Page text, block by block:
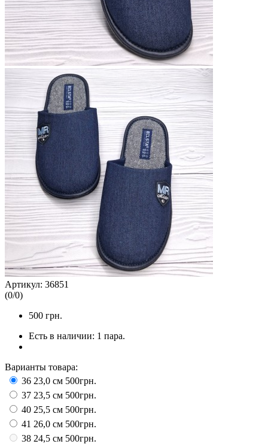
Артикул: 36851
(0/0)
500 грн.
Есть в наличии: 1 пара.
Варианты товара:
36 23,0 см 500грн.
37 23,5 см 500грн.
40 25,5 см 500грн.
41 26,0 см 500грн.
38 24,5 см 500грн.